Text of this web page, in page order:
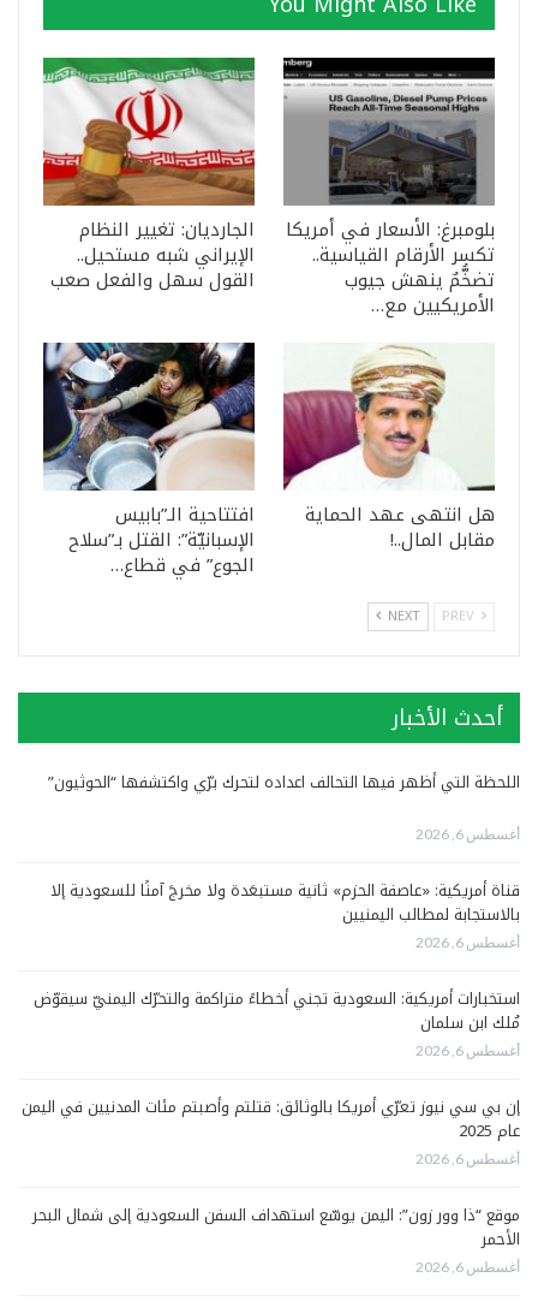
بلومبرغ: الأسعار في أمريكا
تكسر الأرقام القياسية..
تضخُّمٌ ينهش جيوب
الأمريكيين مع…
الجارديان: تغيير النظام
الإيراني شبه مستحيل..
القول سهل والفعل صعب
هل انتهى عهد الحماية
مقابل المال..!
افتتاحية الـ”بابيس
الإسبانيّة”: القتل بـ”سلاح
الجوع” في قطاع…
NEXT
أحدث الأخبار
اللحظة التي أظهر فيها التحالف اعداده لتحرك برّي واكتشفها “الحوثيون”
أغسطس 6, 2026
قناة أمريكية: «عاصفة الحزم» ثانية مستبعَدة ولا مخرجَ آمنًا للسعودية إلا
بالاستجابة لمطالب اليمنيين
أغسطس 6, 2026
استخبارات أمريكية: السعودية تجني أخطاءً متراكمة والتحرّك اليمنيّ سيقوّض
مُلك ابن سلمان
أغسطس 6, 2026
إن بي سي نيوز تعرّي أمريكا بالوثائق: قتلتم وأصبتم مئات المدنيين في اليمن
عام 2025
أغسطس 6, 2026
موقع “ذا وور زون”: اليمن يوسّع استهداف السفن السعودية إلى شمال البحر
الأحمر
أغسطس 6, 2026